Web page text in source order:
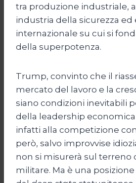
tra produzione industriale,
industria della sicurezza ed
internazionale su cui si
della superpotenza.
Trump, convinto che il
mercato del lavoro e la
siano condizioni inevitabili
della leadership
infatti alla competizione
però, salvo improvvise
non si misurerà sul terreno
militare. Ma è una